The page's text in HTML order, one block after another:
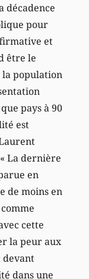
décadence
pour
et
être le
population
pays à 90
est
La dernière
en
de moins en
cette
la peur aux
devant
dans une